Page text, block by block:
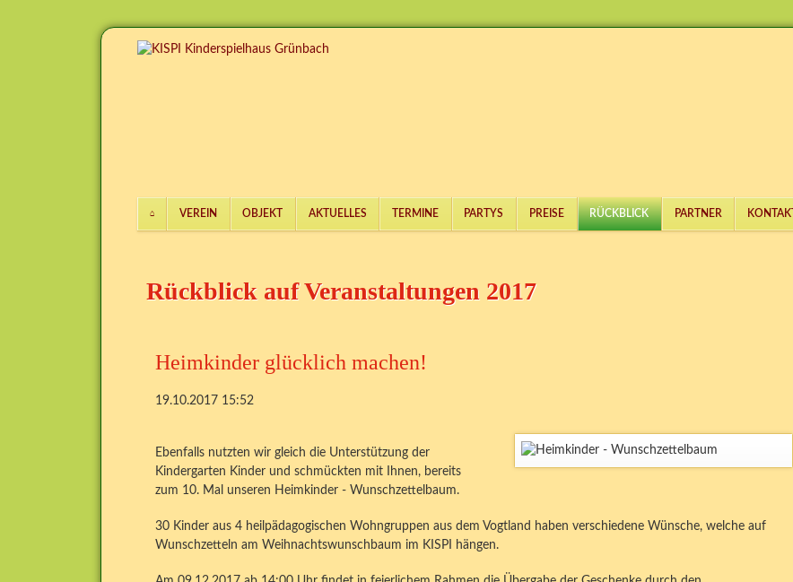
VEREIN OBJEKT AKTUELLES TERMINE PARTYS PREISE RÜCKBLICK PARTNER KONTAKT
Rückblick auf Veranstaltungen 2017
Heimkinder glücklich machen!
19.10.2017 15:52
Ebenfalls nutzten wir gleich die Unterstützung der
Kindergarten Kinder und schmückten mit Ihnen, bereits
zum 10. Mal unseren Heimkinder - Wunschzettelbaum.
30 Kinder aus 4 heilpädagogischen Wohngruppen aus dem Vogtland haben verschiedene Wünsche, welche auf
Wunschzetteln am Weihnachtswunschbaum im KISPI hängen.